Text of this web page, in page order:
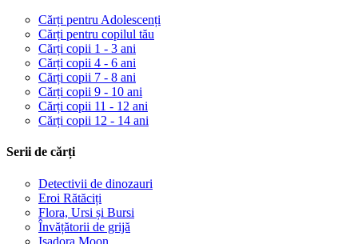
Cărți pentru Adolescenți
Cărți pentru copilul tău
Cărți copii 1 - 3 ani
Cărți copii 4 - 6 ani
Cărți copii 7 - 8 ani
Cărți copii 9 - 10 ani
Cărți copii 11 - 12 ani
Cărți copii 12 - 14 ani
Serii de cărți
Detectivii de dinozauri
Eroi Rătăciți
Flora, Ursi și Bursi
Învățătorii de grijă
Isadora Moon